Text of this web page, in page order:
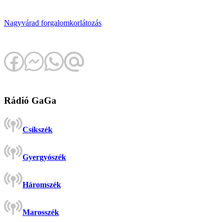
Nagyvárad forgalomkorlátozás
Rádió GaGa
Csíkszék
Gyergyószék
Háromszék
Marosszék